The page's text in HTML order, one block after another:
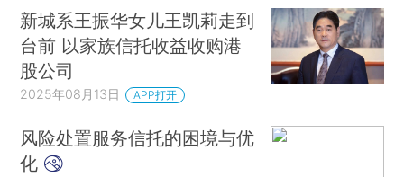
新城系王振华女儿王凯莉走到
台前 以家族信托收益收购港
股公司
2025年08月13日 APP打开
风险处置服务信托的困境与优
化